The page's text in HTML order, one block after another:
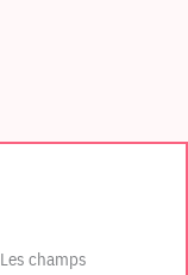
Les champs